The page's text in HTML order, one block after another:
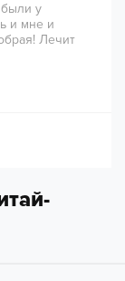
у
и мне и
Лечит